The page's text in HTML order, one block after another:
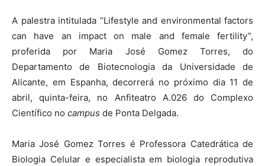
A palestra intitulada “Lifestyle and environmental factors
can have an impact on male and female fertility”,
proferida por Maria José Gomez Torres, do
Departamento de Biotecnologia da Universidade de
Alicante, em Espanha, decorrerá no próximo dia 11 de
abril, quinta-feira, no Anfiteatro A.026 do Complexo
Científico no campus de Ponta Delgada.
Maria José Gomez Torres é Professora Catedrática de
Biologia Celular e especialista em biologia reprodutiva